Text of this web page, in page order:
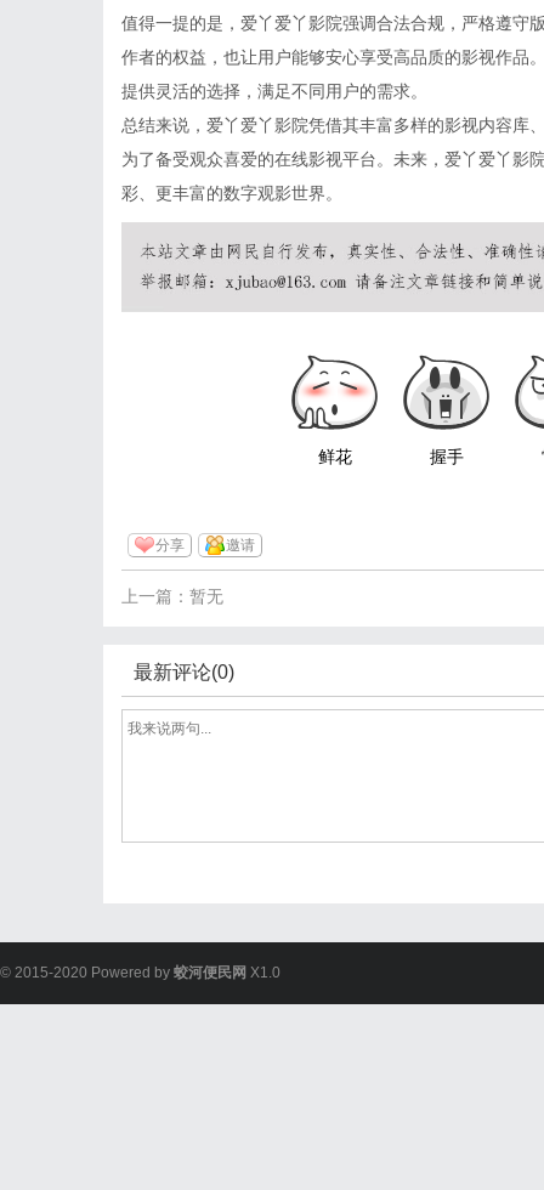
值得一提的是，爱丫爱丫影院强调合法合规，严格遵守
作者的权益，也让用户能够安心享受高品质的影视作品
提供灵活的选择，满足不同用户的需求。
总结来说，爱丫爱丫影院凭借其丰富多样的影视内容库
为了备受观众喜爱的在线影视平台。未来，爱丫爱丫影
彩、更丰富的数字观影世界。
鲜花 握手
分享 邀请
上一篇：暂无
最新评论(0)
© 2015-2020 Powered by 蛟河便民网 X1.0